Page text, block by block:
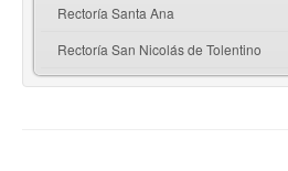
Rectoría Santa Ana
Rectoría San Nicolás de Tolentino